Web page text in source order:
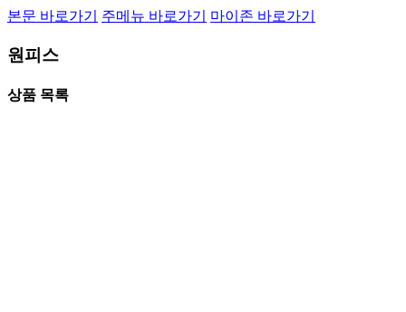
본문 바로가기 주메뉴 바로가기 마이존 바로가기
원피스
상품 목록